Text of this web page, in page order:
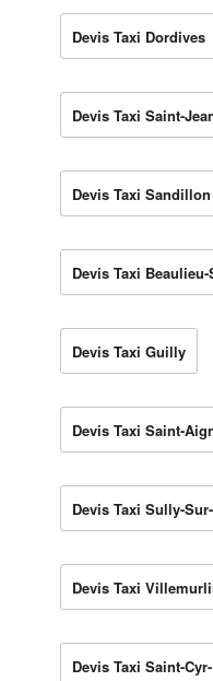
Devis Taxi Dordives
Devis Taxi Saint-
Devis Taxi Sandillon
Devis Taxi
Devis Taxi Guilly
Devis Taxi Saint-
Devis Taxi Sully-
Devis Taxi
Devis Taxi Saint-